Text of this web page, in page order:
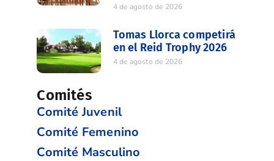
4 de agosto de 2026
Tomas Llorca competirá
en el Reid Trophy 2026
4 de agosto de 2026
Comités
Comité Juvenil
Comité Femenino
Comité Masculino